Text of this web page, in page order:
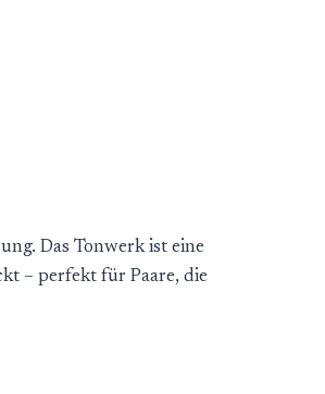
Das Tonwerk ist eine
– perfekt für Paare, die